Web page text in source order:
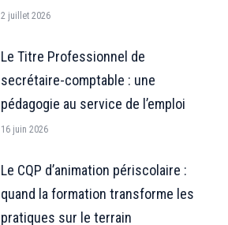
2 juillet 2026
Le Titre Professionnel de
secrétaire-comptable : une
pédagogie au service de l’emploi
16 juin 2026
Le CQP d’animation périscolaire :
quand la formation transforme les
pratiques sur le terrain